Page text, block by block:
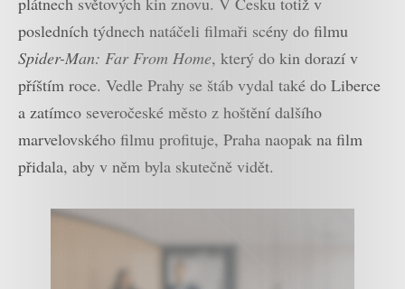
posledních týdnech natáčeli filmaři scény do filmu
Spider-Man: Far From Home, který do kin dorazí v
příštím roce. Vedle Prahy se štáb vydal také do Liberce
a zatímco severočeské město z hoštění dalšího
marvelovského filmu profituje, Praha naopak na film
přidala, aby v něm byla skutečně vidět.